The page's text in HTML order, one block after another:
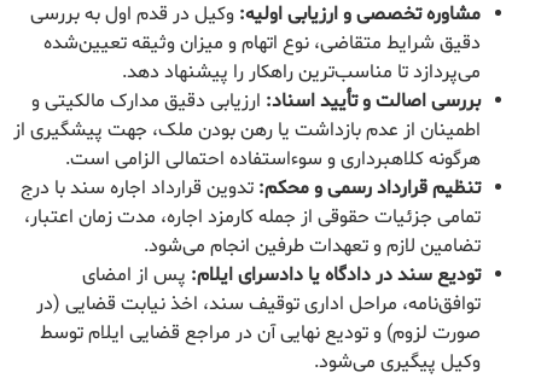
مشاوره تخصصی و ارزیابی اولیه: وکیل در قدم اول به بررسی
دقیق شرایط متقاضی، نوع اتهام و میزان وثیقه تعیین‌شده
می‌پردازد تا مناسب‌ترین راهکار را پیشنهاد دهد.
بررسی اصالت و تأیید اسناد: ارزیابی دقیق مدارک مالکیتی و
اطمینان از عدم بازداشت یا رهن بودن ملک، جهت پیشگیری از
هرگونه کلاهبرداری و سوءاستفاده احتمالی الزامی است.
تنظیم قرارداد رسمی و محکم: تدوین قرارداد اجاره سند با درج
تمامی جزئیات حقوقی از جمله کارمزد اجاره، مدت زمان اعتبار،
تضامین لازم و تعهدات طرفین انجام می‌شود.
تودیع سند در دادگاه یا دادسرای ایلام: پس از امضای
توافق‌نامه، مراحل اداری توقیف سند، اخذ نیابت قضایی (در
صورت لزوم) و تودیع نهایی آن در مراجع قضایی ایلام توسط
وکیل پیگیری می‌شود.